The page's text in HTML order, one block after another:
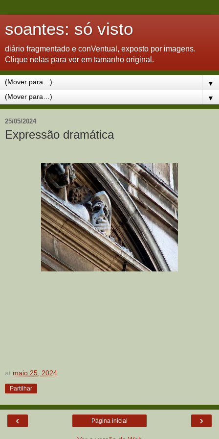
soantes: só visto
diário fragmentado e conVentual, exposto por imagens.
Clique nelas para ver em tamanho original.
▼
▼
25/05/2024
Expressão dramática
at maio 25, 2024
Partilhar
‹ ›
Página inicial